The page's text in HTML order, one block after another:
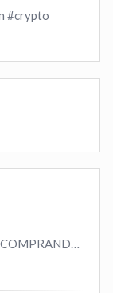
#crypto
BITCOIN, CRYPTO: STANNO COMPRANDO TUTTI (GUARDA QUESTI DATI), EPPURE…